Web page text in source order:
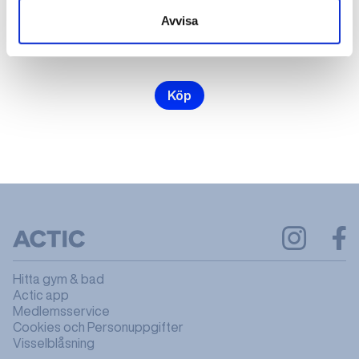
Avvisa
2000 kr kr
Köp
Hitta gym & bad
Actic app
Medlemsservice
Cookies och Personuppgifter
Visselblåsning